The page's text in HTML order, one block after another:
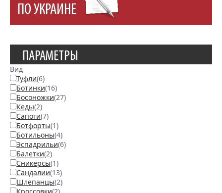
ПО УКРАИНЕ
ПАРАМЕТРЫ
Вид
Туфли(6)
Ботинки(16)
Босоножки(27)
Кеды(2)
Сапоги(7)
Ботфорты(1)
Ботильоны(4)
Эспадрильи(6)
Балетки(2)
Сникерсы(1)
Сандалии(13)
Шлепанцы(2)